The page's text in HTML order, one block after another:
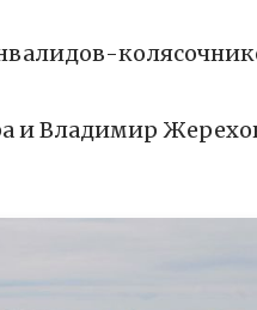
и Владимир